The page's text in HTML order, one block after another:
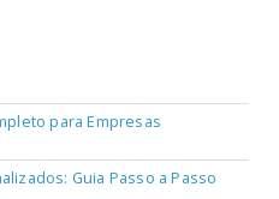
para Empresas
Guia Passo a Passo